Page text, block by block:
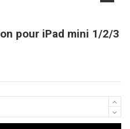
pour iPad mini 1/2/3